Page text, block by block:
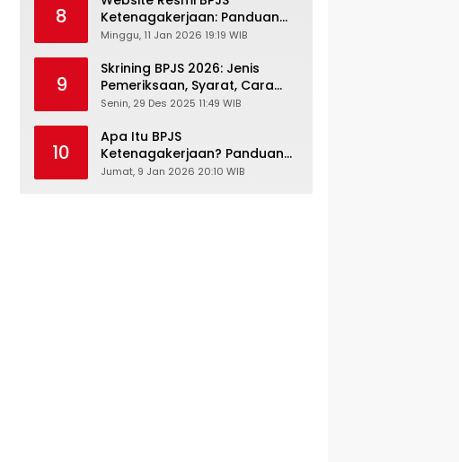
8
Ketenagakerjaan: Panduan
Lengkap Akses dan Fitur
Minggu, 11 Jan 2026 19:19 WIB
9
Skrining BPJS 2026: Jenis
Pemeriksaan, Syarat, Cara
Daftar & Cek Riwayat
Senin, 29 Des 2025 11:49 WIB
10
Apa Itu BPJS
Ketenagakerjaan? Panduan
Lengkap untuk Pekerja dan
Jumat, 9 Jan 2026 20:10 WIB